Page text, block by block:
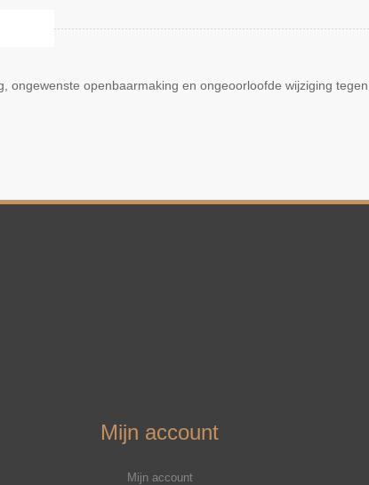
ongewenste openbaarmaking en ongeoorloofde wijziging tegen
Mijn account
Mijn account